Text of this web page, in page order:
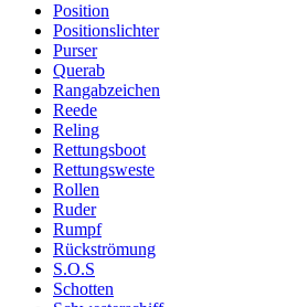
Position
Positionslichter
Purser
Querab
Rangabzeichen
Reede
Reling
Rettungsboot
Rettungsweste
Rollen
Ruder
Rumpf
Rückströmung
S.O.S
Schotten